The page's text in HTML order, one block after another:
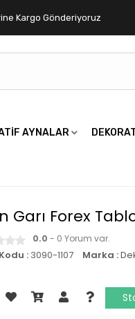
Kargo Gönderiyoruz
AYNALAR
Garı Forex
0.0 - 0 Yorum var.
: 3090-1107 Marka :